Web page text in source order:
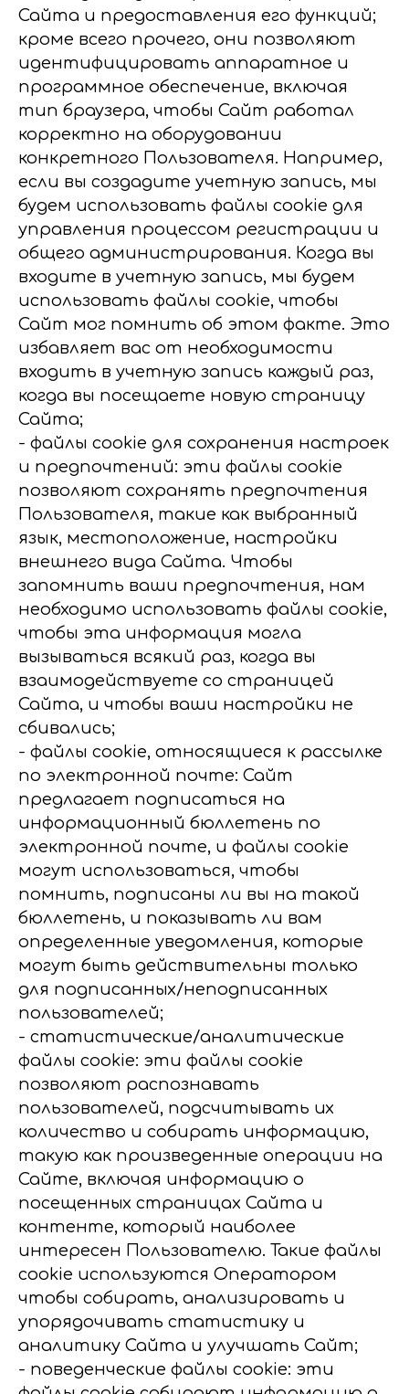
Сайта и предоставления его функций;
кроме всего прочего, они позволяют
идентифицировать аппаратное и
программное обеспечение, включая
тип браузера, чтобы Сайт работал
корректно на оборудовании
конкретного Пользователя. Например,
если вы создадите учетную запись, мы
будем использовать файлы cookie для
управления процессом регистрации и
общего администрирования. Когда вы
входите в учетную запись, мы будем
использовать файлы cookie, чтобы
Сайт мог помнить об этом факте. Это
избавляет вас от необходимости
входить в учетную запись каждый раз,
когда вы посещаете новую страницу
Сайта;
- файлы cookie для сохранения настроек
и предпочтений: эти файлы cookie
позволяют сохранять предпочтения
Пользователя, такие как выбранный
язык, местоположение, настройки
внешнего вида Сайта. Чтобы
запомнить ваши предпочтения, нам
необходимо использовать файлы cookie,
чтобы эта информация могла
вызываться всякий раз, когда вы
взаимодействуете со страницей
Сайта, и чтобы ваши настройки не
сбивались;
- файлы cookie, относящиеся к рассылке
по электронной почте: Сайт
предлагает подписаться на
информационный бюллетень по
электронной почте, и файлы cookie
могут использоваться, чтобы
помнить, подписаны ли вы на такой
бюллетень, и показывать ли вам
определенные уведомления, которые
могут быть действительны только
для подписанных/неподписанных
пользователей;
- статистические/аналитические
файлы cookie: эти файлы cookie
позволяют распознавать
пользователей, подсчитывать их
количество и собирать информацию,
такую как произведенные операции на
Сайте, включая информацию о
посещенных страницах Сайта и
контенте, который наиболее
интересен Пользователю. Такие файлы
cookie используются Оператором
чтобы собирать, анализировать и
упорядочивать статистику и
аналитику Сайта и улучшать Сайт;
- поведенческие файлы cookie: эти